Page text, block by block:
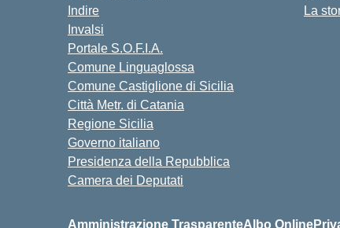
Indire
Invalsi
Portale S.O.F.I.A.
Comune Linguaglossa
Comune Castiglione di Sicilia
Città Metr. di Catania
Regione Sicilia
Governo italiano
Presidenza della Repubblica
Camera dei Deputati
La
Amministrazione TrasparenteAlbo Online